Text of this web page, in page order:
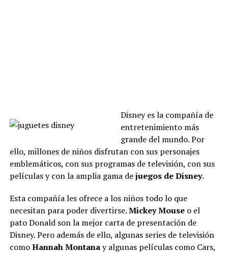
Disney es la compañía de
entretenimiento más
grande del mundo. Por
ello, millones de niños disfrutan con sus personajes
emblemáticos, con sus programas de televisión, con sus
películas y con la amplia gama dejuegos de Disney.
Esta compañía les ofrece a los niños todo lo que
necesitan para poder divertirse.Mickey Mouseo el
pato Donald son la mejor carta de presentación de
Disney. Pero además de ello, algunas series de televisión
comoHannah Montanay algunas películas como Cars,